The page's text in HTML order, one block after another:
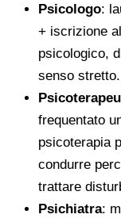
Psicologo:
+ iscrizione
psicologico,
senso stretto.
frequentato
psicoterapia
condurre
trattare
Psichiatra: